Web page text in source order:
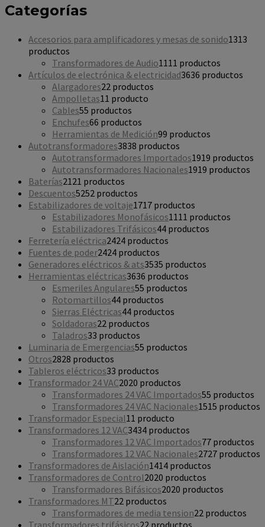
Categorías
Accesorios para amplificadores y mesas de sonido1313
productos
Transformadores de Audio11 11 productos
Artículos de electrónica & electricidad3636 productos
Alargadores22 productos
Ampolletas1 1 producto
Cables55 productos
Enchufes66 productos
Herramientas de Medición99 productos
Autotransformadores3838 productos
Autotransformadores Importados1919 productos
Autotransformadores Nacionales1919 productos
Baterías21 21 productos
Descuentos5252 productos
Estabilizadores de voltaje1717 productos
Estabilizadores Monofásicos11 11 productos
Estabilizadores Trifásicos44 productos
Ferretería eléctrica2424 productos
Fuentes de poder2424 productos
Generadores eléctricos & ats3535 productos
Herramientas eléctricas3636 productos
Esmeriles Angulares55 productos
Rotomartillos44 productos
Sierras Eléctricas44 productos
Soldadoras22 productos
Taladros33 productos
Luminaria de Emergencias55 productos
Otros2828 productos
Tableros eléctricos33 productos
Transformador 24 VAC2020 productos
Transformadores 24 VAC Importados55 productos
Transformadores 24 VAC Nacionales1515 productos
Transformador Especial1 1 producto
Transformadores 12 VAC3434 productos
Transformadores 12 VAC Importados77 productos
Transformadores 12 VAC Nacionales2727 productos
Transformadores de Aislación1414 productos
Transformadores de Control2020 productos
Transformadores Bifásicos2020 productos
Transformadores MT22 productos
Transformadores de media tension22 productos
Transformadores trifásicos22 productos